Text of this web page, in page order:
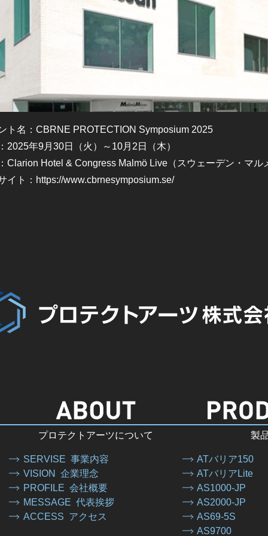
ト名：CBRNE PROTECTION Symposium 2025
2025年9月30日（火）～10月2日（木）
Clarion Hotel & Congress Malmö Live（スウェーデン・マル
イト： https://www.cbrnesymposium.se/
プロテクトアーツについて
SERVISE 事業内容
VISION
企業理念
PROFILE 会社概要
MESSAGE 代表挨拶
ACCESS アクセス
製
ATバリア150
ATバリアLite
AS1000-JP
AS2000-JP
AS69-5S
AS9700